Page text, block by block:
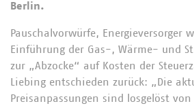
Berlin.
Pauschalvorwürfe, Energieversorger
Einführung der Gas-, Wärme- und
zur „Abzocke“ auf Kosten der
Liebing entschieden zurück: „Die
Preisanpassungen sind losgelöst